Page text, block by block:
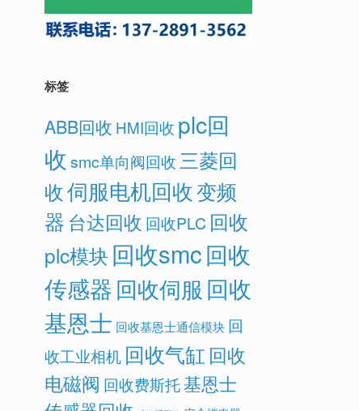
标签
ABB回收 HMI回收 plc回
收 smc单向阀回收三菱回
收伺服电机回收变频
器 台达回收 回收PLC 回收
plc模块 回收smc回收
传感器回收伺服 回收
基恩士 回收基恩士通信模块 回
收工业相机 回收气缸 回收
电磁阀 回收费斯托基恩士